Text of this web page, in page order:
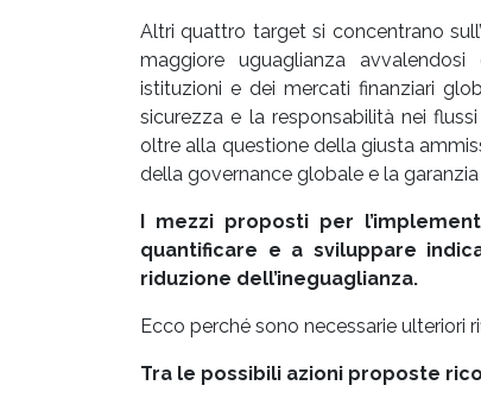
Altri quattro target si concentrano
maggiore uguaglianza
istituzioni e dei mercati finanziari
sicurezza e la responsabilità nei
oltre alla questione della giusta
della governance globale e la
I mezzi proposti per
quantificare e a sviluppare
riduzione dell’ineguaglianza.
Ecco perché sono necessarie ulteriori
Tra le possibili azioni proposte